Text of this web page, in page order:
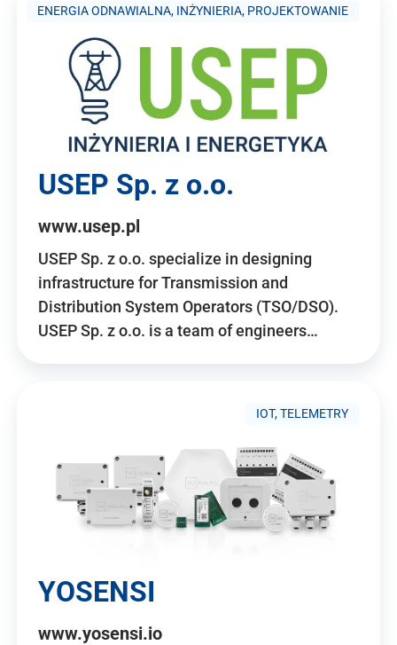
ENERGIA ODNAWIALNA, INŻYNIERIA, PROJEKTOWANIE
USEP Sp. z o.o.
www.usep.pl
USEP Sp. z o.o. specialize in designing
infrastructure for Transmission and
Distribution System Operators (TSO/DSO).
USEP Sp. z o.o. is a team of engineers…
IOT, TELEMETRY
YOSENSI
www.yosensi.io